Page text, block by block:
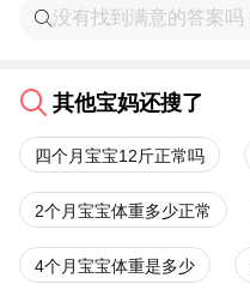
其他宝妈还搜了
四个月宝宝12斤正常吗
2个月宝宝体重多少正常
4个月宝宝体重是多少